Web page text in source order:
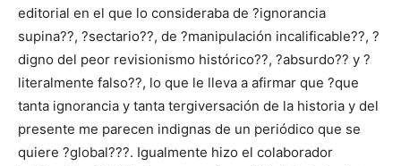
editorial en el que lo consideraba de ?ignorancia
supina??, ?sectario??, de ?manipulación incalificable??, ?
digno del peor revisionismo histórico??, ?absurdo?? y ?
literalmente falso??, lo que le lleva a afirmar que ?que
tanta ignorancia y tanta tergiversación de la historia y del
presente me parecen indignas de un periódico que se
quiere ?global???. Igualmente hizo el colaborador